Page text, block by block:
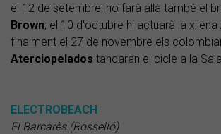
el 12 de setembre, ho farà allà també el
Brown; el 10 d'octubre hi actuarà la xilena
finalment el 27 de novembre els
Aterciopelados tancaran el cicle a la
ELECTROBEACH
El Barcarès (Rosselló)